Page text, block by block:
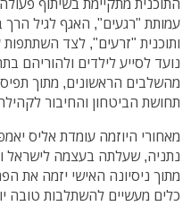
עמותת "רגעים", האגף לגיל הרך
ותוכנית "זרעים", לצד
נועד לסייע לילדים ולהוריהם
מהשלבים הראשונים, מתוך
תחושת הביטחון והחיבור
מאחורי היוזמה עומדת אליס
נתניה, שעלתה בעצמה לישראל
מתוך ניסיונה האישי יזמה את
כלים מעשיים להשתלבות טובה